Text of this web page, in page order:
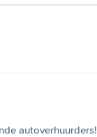
autoverhuurders!